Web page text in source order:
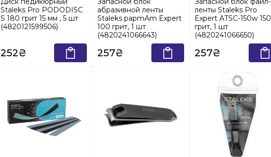
Staleks Pro PODODISC
S 180 грит 15 мм , 5 шт
(4820121599506)
252₴
абразивной ленты
Staleks papmAm Expert
100 грит, 1 шт
(4820241066643)
257₴
ленты Staleks Pro
Expert ATSC-150w 150
грит, 1 шт
(4820241066650)
257₴